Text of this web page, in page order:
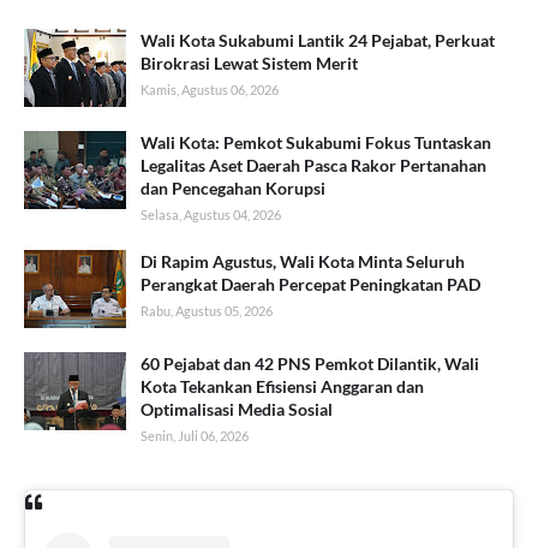
Wali Kota Sukabumi Lantik 24 Pejabat, Perkuat
Birokrasi Lewat Sistem Merit
Kamis, Agustus 06, 2026
Wali Kota: Pemkot Sukabumi Fokus Tuntaskan
Legalitas Aset Daerah Pasca Rakor Pertanahan
dan Pencegahan Korupsi
Selasa, Agustus 04, 2026
Di Rapim Agustus, Wali Kota Minta Seluruh
Perangkat Daerah Percepat Peningkatan PAD
Rabu, Agustus 05, 2026
60 Pejabat dan 42 PNS Pemkot Dilantik, Wali
Kota Tekankan Efisiensi Anggaran dan
Optimalisasi Media Sosial
Senin, Juli 06, 2026